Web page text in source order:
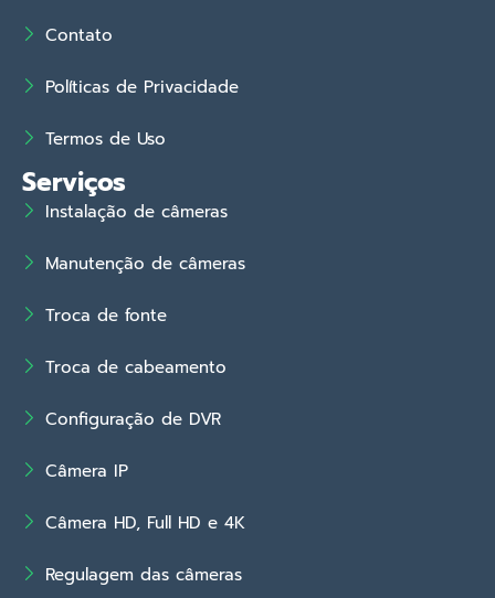
Contato
Políticas de Privacidade
Termos de Uso
Serviços
Instalação de câmeras
Manutenção de câmeras
Troca de fonte
Troca de cabeamento
Configuração de DVR
Câmera IP
Câmera HD, Full HD e 4K
Regulagem das câmeras